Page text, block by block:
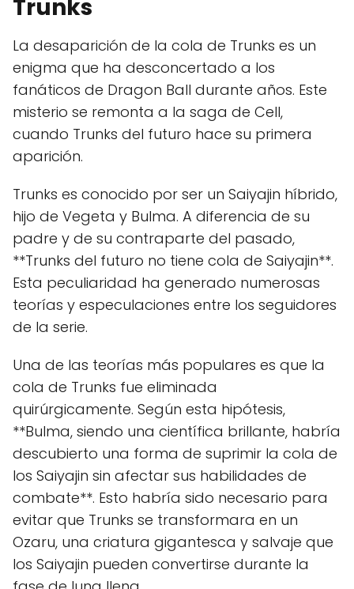
Trunks
La desaparición de la cola de Trunks es un
enigma que ha desconcertado a los
fanáticos de Dragon Ball durante años. Este
misterio se remonta a la saga de Cell,
cuando Trunks del futuro hace su primera
aparición.
Trunks es conocido por ser un Saiyajin híbrido,
hijo de Vegeta y Bulma. A diferencia de su
padre y de su contraparte del pasado,
**Trunks del futuro no tiene cola de Saiyajin**.
Esta peculiaridad ha generado numerosas
teorías y especulaciones entre los seguidores
de la serie.
Una de las teorías más populares es que la
cola de Trunks fue eliminada
quirúrgicamente. Según esta hipótesis,
**Bulma, siendo una científica brillante, habría
descubierto una forma de suprimir la cola de
los Saiyajin sin afectar sus habilidades de
combate**. Esto habría sido necesario para
evitar que Trunks se transformara en un
Ozaru, una criatura gigantesca y salvaje que
los Saiyajin pueden convertirse durante la